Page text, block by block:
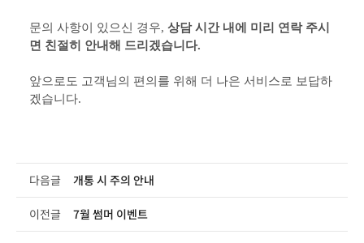
문의 사항이 있으신 경우, 상담 시간 내에 미리 연락 주시
면 친절히 안내해 드리겠습니다.
앞으로도 고객님의 편의를 위해 더 나은 서비스로 보답하
겠습니다.
다음글 개통 시 주의 안내
이전글 7월 썸머 이벤트